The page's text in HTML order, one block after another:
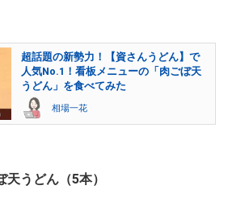
超話題の新勢力！【資さんうどん】で
人気No.1！看板メニューの「肉ごぼ天
うどん」を食べてみた
相場一花
うどん（5本）